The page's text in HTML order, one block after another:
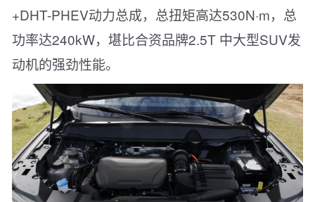
+DHT-PHEV动力总成，总扭矩高达530N·m，总
功率达240kW，堪比合资品牌2.5T 中大型SUV发
动机的强劲性能。